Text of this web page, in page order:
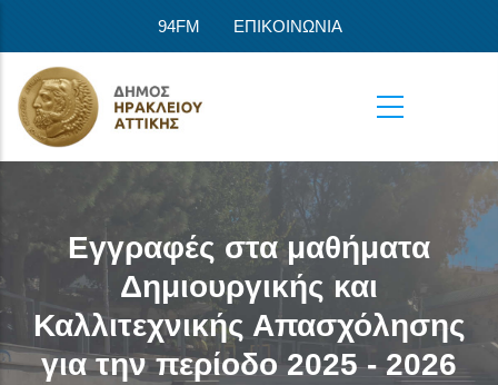
94FM ΕΠΙΚΟΙΝΩΝΙΑ
Εγγραφές στα μαθήματα
Δημιουργικής και
Καλλιτεχνικής Απασχόλησης
για την περίοδο 2025 - 2026